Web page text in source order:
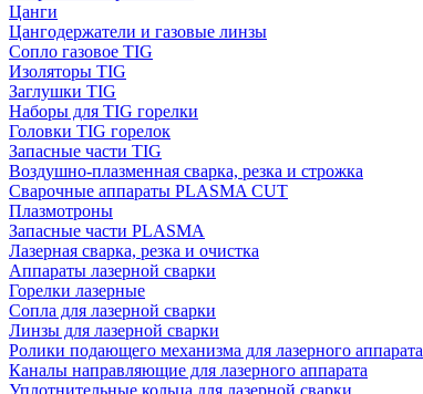
Цанги
Цангодержатели и газовые линзы
Сопло газовое TIG
Изоляторы TIG
Заглушки TIG
Наборы для TIG горелки
Головки TIG горелок
Запасные части TIG
Воздушно-плазменная сварка, резка и строжка
Сварочные аппараты PLASMA CUT
Плазмотроны
Запасные части PLASMA
Лазерная сварка, резка и очистка
Аппараты лазерной сварки
Горелки лазерные
Сопла для лазерной сварки
Линзы для лазерной сварки
Ролики подающего механизма для лазерного аппарата
Каналы направляющие для лазерного аппарата
Уплотнительные кольца для лазерной сварки